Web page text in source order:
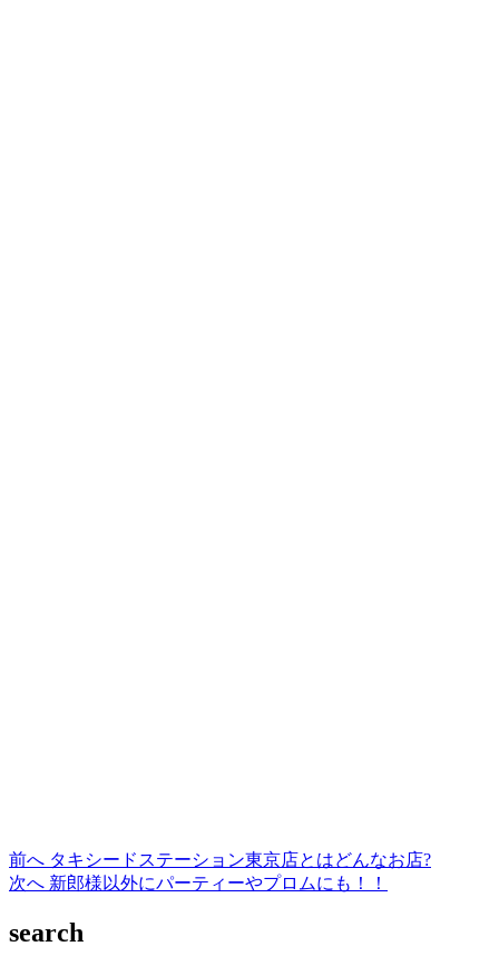
投
稿
ナ
前へ 過
去
投
タキシードステーション東京店とはどんなお店?
次へ 次
投
新郎様以外にパーティーやプロムにも！！
search